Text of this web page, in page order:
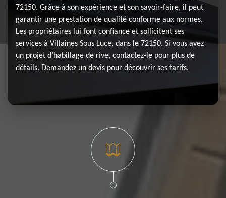
72150. Grâce à son expérience et son savoir-faire, il peut
garantir une prestation de qualité conforme aux normes.
Les propriétaires lui font confiance et sollicitent ses
services à Villaines Sous Luce, dans le 72150. Si vous avez
un projet d’habillage de rive, contactez-le pour plus de
détails. Demandez un devis pour découvrir ses tarifs.